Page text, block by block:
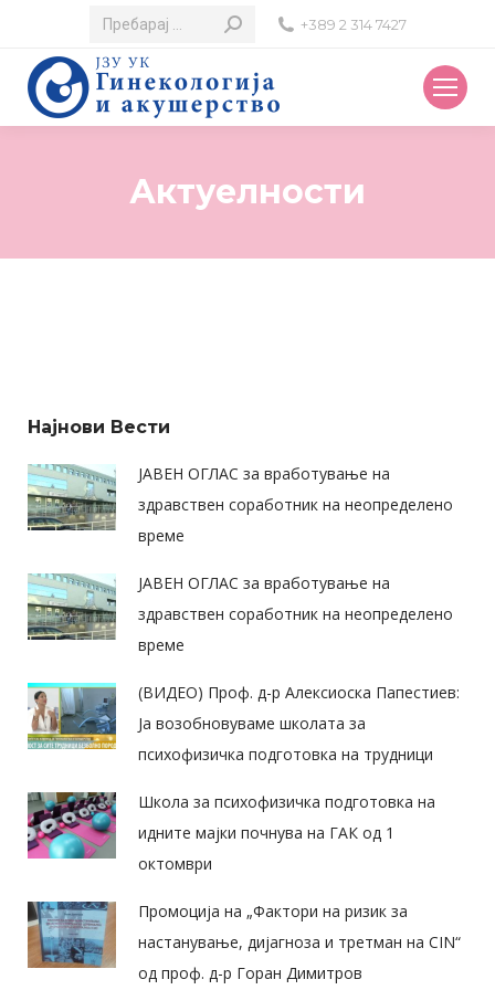
Search:
+389 2 314 7427
Актуелности
Најнови Вести
ЈАВЕН ОГЛАС за вработување на
здравствен соработник на неопределено
време
ЈАВЕН ОГЛАС за вработување на
здравствен соработник на неопределено
време
(ВИДЕО) Проф. д-р Алексиоска Папестиев:
Ја возобновуваме школата за
психофизичка подготовка на трудници
Школа за психофизичка подготовка на
идните мајки почнува на ГАК од 1
октомври
Промоција на „Фактори на ризик за
настанување, дијагноза и третман на CIN“
од проф. д-р Горан Димитров